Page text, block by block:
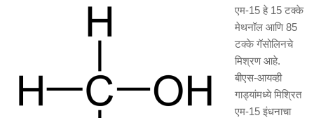
एम-15 हे 15 टक्के
मेथनॉल आणि 85
टक्के गॅसोलिनचे
मिश्रण आहे.
बीएस-आयव्ही
गाड्यांमध्ये मिश्रित
एम-15 इंधनाचा